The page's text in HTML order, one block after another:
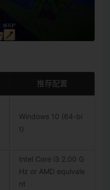
推荐配置
Windows 10 (64-bi
t)
Intel Core i3 2.00 G
Hz or AMD equivale
nt